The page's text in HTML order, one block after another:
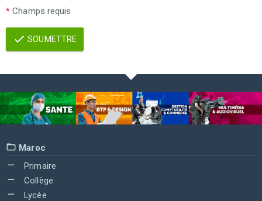
* Champs requis
SOUMETTRE
Maroc
Primaire
Collège
Lycée